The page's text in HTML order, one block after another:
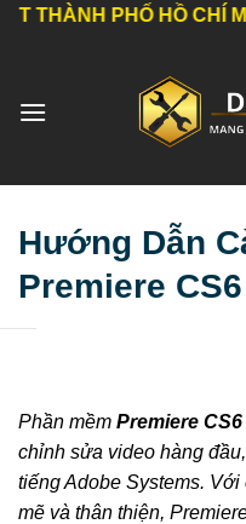
Bỏ
dung
PHỐ HỒ CHÍ MINH
Hướng Dẫn
Premiere
Phần mềm Premiere CS6
chỉnh sửa video hàng
tiếng Adobe Systems.
mẽ và thân thiện,